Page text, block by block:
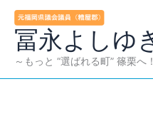
冨永よしゆ
～もっと “選ばれる町” 篠栗へ